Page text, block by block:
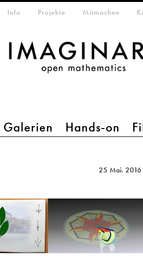
Galerien Hands-on
Info Projekte Mitmachen
25 Mai. 2016